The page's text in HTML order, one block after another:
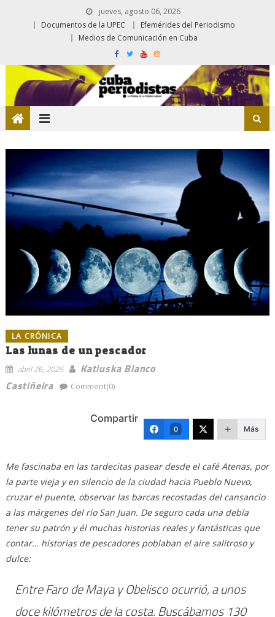
jueves, agosto 06, 2026
Documentos de la UPEC
Efemérides del Periodismo
Medios de Comunicación en Cuba
LA CRÓNICA
Las lunas de un pescador
abril 26, 2025
Katiuska Blanco
Castiñeira
Comment(0)
Compartir
0 Más
Me fascinaba en las tardecitas pasear desde el café Atenas, por
la parte vieja y en silencio de la ciudad hacia Pueblo Nuevo,
cruzar el puente, observar las barcas recostadas del cansancio
a las márgenes del río San Juan. De seguro cada una debía
tener su patrón y él muchas historias reales y fantásticas que
contar… historias de pescadores poblaban el aire salitroso y
dulce:
Entre Faro de Maya y Obelisco ocurrió, a unos
doce kilómetros de la costa. Buscábamos 130